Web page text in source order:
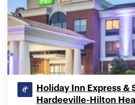
Holiday Inn Express &
Hardeeville-Hilton